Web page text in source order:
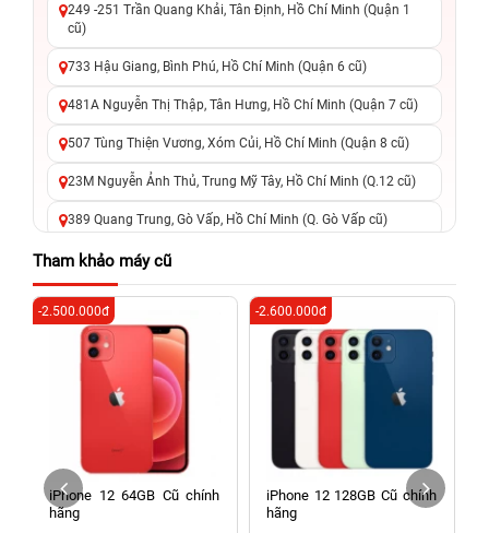
249 -251 Trần Quang Khải, Tân Định, Hồ Chí Minh (Quận 1
cũ)
733 Hậu Giang, Bình Phú, Hồ Chí Minh (Quận 6 cũ)
481A Nguyễn Thị Thập, Tân Hưng, Hồ Chí Minh (Quận 7 cũ)
507 Tùng Thiện Vương, Xóm Củi, Hồ Chí Minh (Quận 8 cũ)
23M Nguyễn Ảnh Thủ, Trung Mỹ Tây, Hồ Chí Minh (Q.12 cũ)
389 Quang Trung, Gò Vấp, Hồ Chí Minh (Q. Gò Vấp cũ)
625 - 625A Âu Cơ, Tân Phú, Hồ Chí Minh (Quận Tân Phú cũ)
326 Lê Văn Việt, Tăng Nhơn Phú, Hồ Chí Minh (Q.9 TP. Thủ
Đức cũ)
256 Võ Văn Ngân, Thủ Đức, Hồ Chí Minh (Bình Thọ, TP. Thủ
Đức Cũ)
70 Nguyễn An Ninh, Dĩ An, Hồ Chí Minh (Bình Dương Cũ)
24h Vũng Tàu: 162A Ba Cu, Vũng Tàu, Hồ Chí Minh (TP. Vũng
Tàu cũ)
198 Hoàng Văn Thụ, Tân Sơn Nhất, Hồ Chí Minh (Tân Bình
cũ)
Tham khảo máy cũ
iPhone 12 64GB Cũ chính
hãng
-2.500.000đ
iPhone 12 128GB Cũ chính
hãng
-2.600.000đ